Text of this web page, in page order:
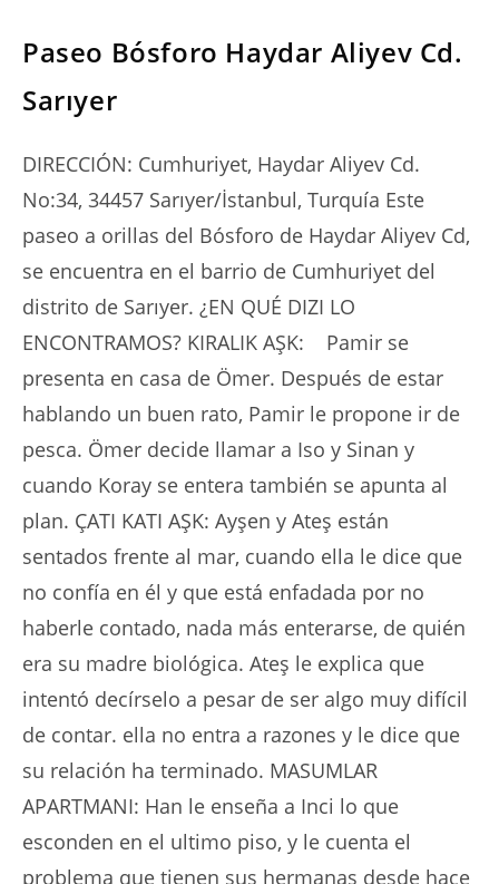
Paseo Bósforo Haydar Aliyev Cd.
Sarıyer
DIRECCIÓN: Cumhuriyet, Haydar Aliyev Cd.
No:34, 34457 Sarıyer/İstanbul, Turquía Este
paseo a orillas del Bósforo de Haydar Aliyev Cd,
se encuentra en el barrio de Cumhuriyet del
distrito de Sarıyer. ¿EN QUÉ DIZI LO
ENCONTRAMOS? KIRALIK AŞK: Pamir se
presenta en casa de Ömer. Después de estar
hablando un buen rato, Pamir le propone ir de
pesca. Ömer decide llamar a Iso y Sinan y
cuando Koray se entera también se apunta al
plan. ÇATI KATI AŞK: Ayşen y Ateş están
sentados frente al mar, cuando ella le dice que
no confía en él y que está enfadada por no
haberle contado, nada más enterarse, de quién
era su madre biológica. Ateş le explica que
intentó decírselo a pesar de ser algo muy difícil
de contar. ella no entra a razones y le dice que
su relación ha terminado. MASUMLAR
APARTMANI: Han le enseña a Inci lo que
esconden en el ultimo piso, y le cuenta el
problema que tienen sus hermanas desde hace